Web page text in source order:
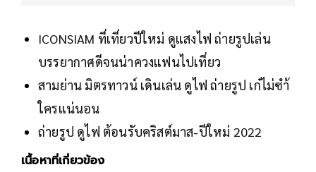
ICONSIAM ที่เที่ยวปีใหม่ ดูแสงไฟ ถ่ายรูปเล่น
บรรยากาศดีจนน่าควงแฟนไปเที่ยว
สามย่าน มิตรทาวน์ เดินเล่น ดูไฟ ถ่ายรูป เก๋ไม่ซำ้
ใครแน่นอน
ถ่ายรูป ดูไฟ ต้อนรับคริสต์มาส-ปีใหม่ 2022
เนื้อหาที่เกี่ยวข้อง